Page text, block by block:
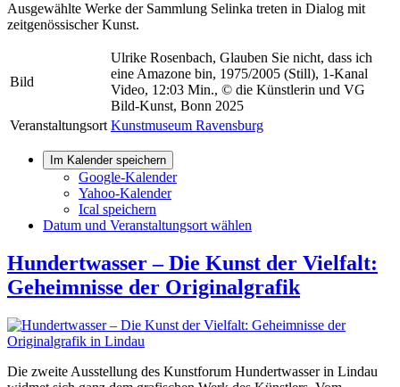
Ausgewählte Werke der Sammlung Selinka treten in Dialog mit
zeitgenössischer Kunst.
Bild
Ulrike Rosenbach, Glauben Sie nicht, dass ich
eine Amazone bin, 1975/2005 (Still), 1-Kanal
Video, 12:03 Min., © die Künstlerin und VG
Bild-Kunst, Bonn 2025
Veranstaltungsort Kunstmuseum Ravensburg
Im Kalender speichern
Google-Kalender
Yahoo-Kalender
Ical speichern
Datum und Veranstaltungsort wählen
Hundertwasser – Die Kunst der Vielfalt:
Geheimnisse der Originalgrafik
Die zweite Ausstellung des Kunstforum Hundertwasser in Lindau